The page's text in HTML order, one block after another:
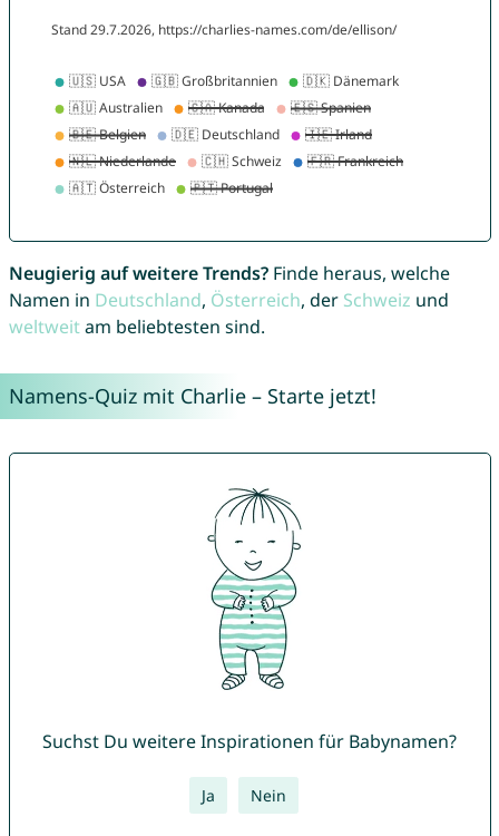
Neugierig auf weitere Trends?Finde heraus, welche
Namen in Deutschland, Österreich, der Schweiz und
weltweitam beliebtesten sind.
Namens-Quiz mit Charlie – Starte jetzt!
Suchst Du weitere Inspirationen für Babynamen?
Ja Nein